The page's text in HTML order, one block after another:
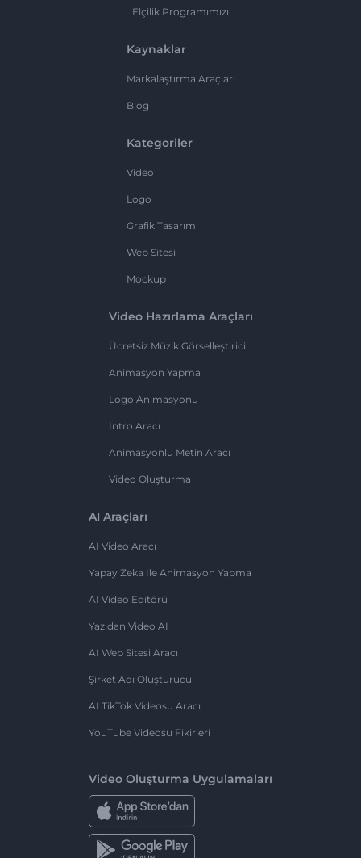
Elçilik Programımızı
Kaynaklar
Markalaştırma Araçları
Blog
Kategoriler
Video
Logo
Grafik Tasarım
Web Sitesi
Mockup
Video Hazırlama Araçları
Ücretsiz Müzik Görselleştirici
Animasyon Yapma
Logo Animasyonu
İntro Aracı
Animasyonlu Metin Aracı
Video Oluşturma
AI Araçları
AI Video Aracı
Yapay Zeka Ile Animasyon Yapma
AI Video Editörü
Yazıdan Video AI
AI Web Sitesi Aracı
Şirket Adı Oluşturucu
AI TikTok Videosu Aracı
YouTube Videosu Fikirleri
Video Oluşturma Uygulamaları